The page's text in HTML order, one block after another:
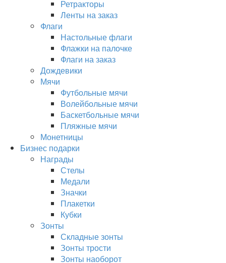
Ретракторы
Ленты на заказ
Флаги
Настольные флаги
Флажки на палочке
Флаги на заказ
Дождевики
Мячи
Футбольные мячи
Волейбольные мячи
Баскетбольные мячи
Пляжные мячи
Монетницы
Бизнес подарки
Награды
Стелы
Медали
Значки
Плакетки
Кубки
Зонты
Складные зонты
Зонты трости
Зонты наоборот